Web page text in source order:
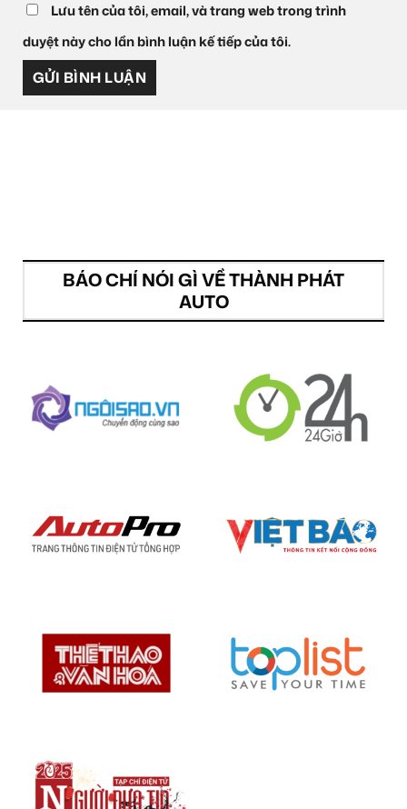
Lưu tên của tôi, email, và trang web trong trình
duyệt này cho lần bình luận kế tiếp của tôi.
BÁO CHÍ NÓI GÌ VỀ THÀNH PHÁT
AUTO